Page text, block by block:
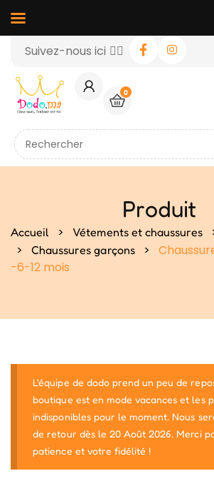
Suivez-nous ici 👉🏻
0
Produit
Accueil > Vétements et chaussures
> Chaussures garçons >
-6-12 mois
L'équipe de dodo prend un peu de
boutique est en mode vacances et les
indisponibles pour le moment. Nous
de retour dès le 20 Août 2026. Merci
patience et votre fidélité !